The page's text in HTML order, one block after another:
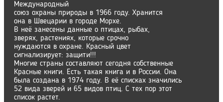
Международный
союз охраны природы в 1966 году. Хранится
она в Швецарии в городе Морхе.
В неё занесены данные о птицах, рыбах,
зверях, растениях, которые срочно
нуждаются в охране. Красный цвет
сигнализирует: защити!!!
Многие страны составляют сегодня собственные
Красные книги. Есть такая книга и в России. Она
была создана в 1974 году. В её списках значились
52 вида зверей и 65 видов птиц. С тех пор этот
список растет.